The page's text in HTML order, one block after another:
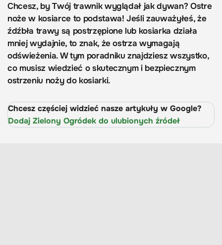
Chcesz, by Twój trawnik wyglądał jak dywan? Ostre
noże w kosiarce to podstawa! Jeśli zauważyłeś, że
źdźbła trawy są postrzępione lub kosiarka działa
mniej wydajnie, to znak, że ostrza wymagają
odświeżenia. W tym poradniku znajdziesz wszystko,
co musisz wiedzieć o skutecznym i bezpiecznym
ostrzeniu noży do kosiarki.
Chcesz częściej widzieć nasze artykuły w Google?
Dodaj Zielony Ogródek do ulubionych źródeł